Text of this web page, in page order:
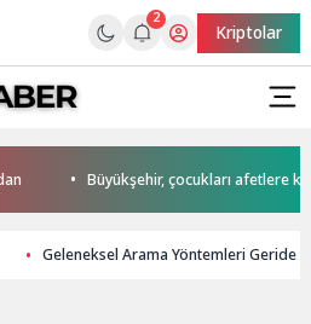
2
Kriptolar
Büyükşehir, çocukları afetlere
Geleneksel Arama Yöntemleri Geride